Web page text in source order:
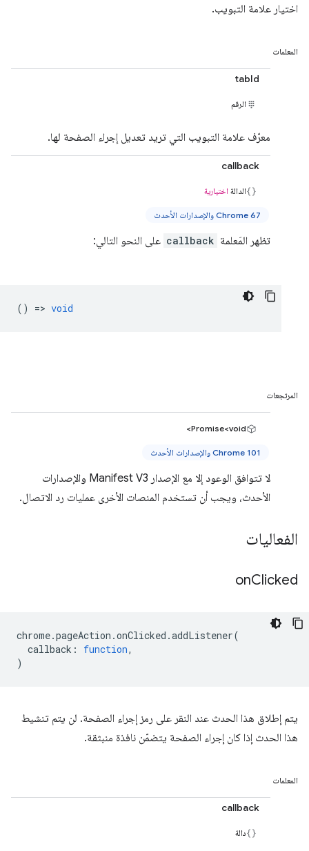
اختيار علامة التبويب.
المعلمات
tabId
الرقم
معرّف علامة التبويب التي تريد تعديل إجراء الصفحة لها.
callback
الدالة اختيارية
Chrome 67 والإصدارات الأحدث
تظهر المَعلمة callback على النحو التالي:
() => void
المرتجعات
Promise<void>
Chrome 101 والإصدارات الأحدث
لا تتوافق الوعود إلا مع الإصدار Manifest V3 والإصدارات
الأحدث، ويجب أن تستخدم المنصات الأخرى عمليات رد الاتصال.
الفعاليات
onClicked
chrome.pageAction .onClicked .addListener(
callback : function,
)
يتم إطلاق هذا الحدث عند النقر على رمز إجراء الصفحة. لن يتم تنشيط
هذا الحدث إذا كان إجراء الصفحة يتضمّن نافذة منبثقة.
المعلمات
callback
دالة